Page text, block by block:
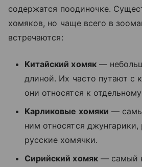
содержатся поодиночке.
хомяков, но чаще всего в
встречаются:
Китайский хомяк—
длиной. Их часто путают с
они относятся к
Карликовые хомяки —
ним относятся джунгарики,
русские хомячки.
Сирийский хомяк— самый